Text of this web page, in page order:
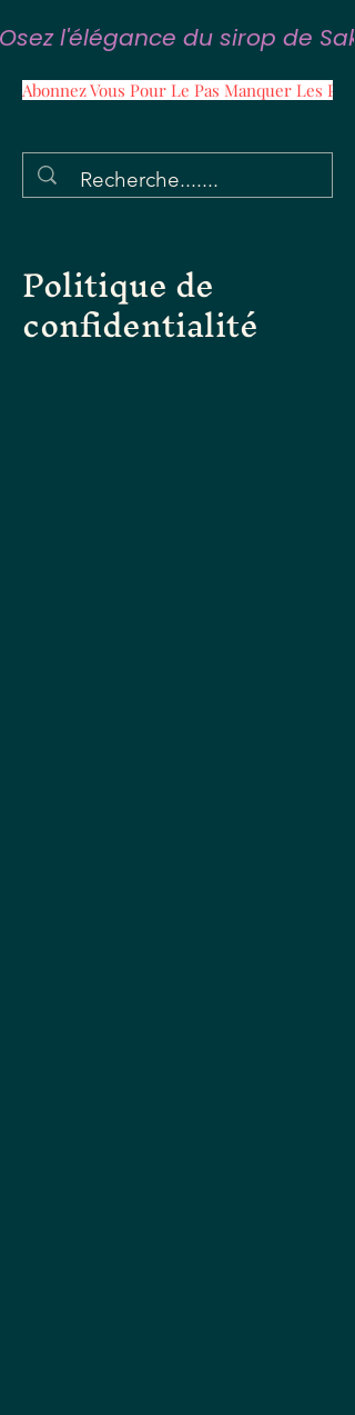
Osez l'élégance du sirop de
Abonnez Vous Pour Le Pas Manquer Les
Politique de
confidentialité